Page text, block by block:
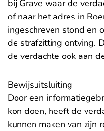
bij Grave waar de
of naar het adres in
ingeschreven stond en
de strafzitting ontving.
de verdachte ook aan
Bewijsuitsluiting
Door een
kon doen, heeft de
kunnen maken van zijn